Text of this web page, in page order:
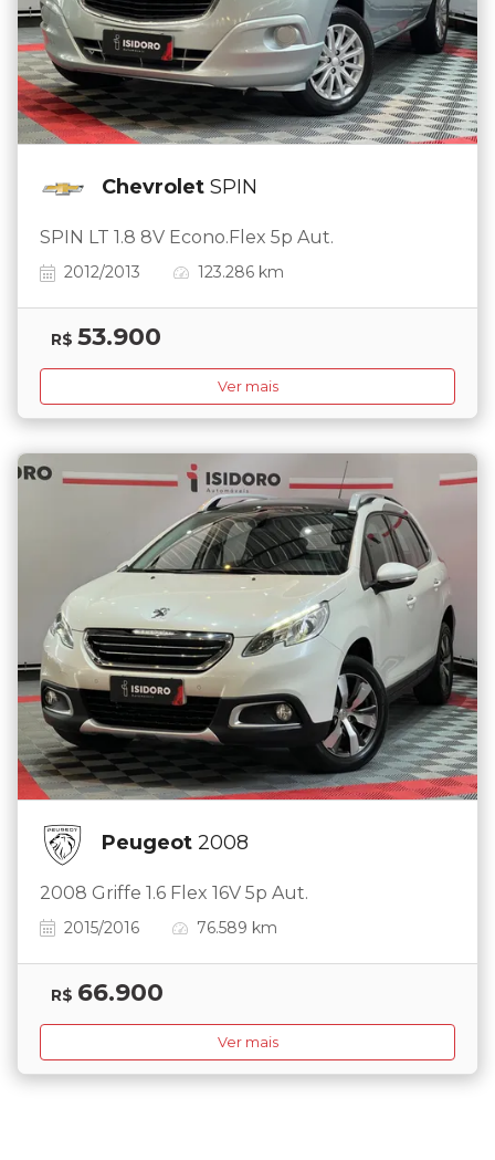
Chevrolet SPIN
SPIN LT 1.8 8V Econo.Flex 5p Aut.
2012/2013 123.286 km
R$ 53.900
Ver mais
Peugeot 2008
2008 Griffe 1.6 Flex 16V 5p Aut.
2015/2016 76.589 km
R$ 66.900
Ver mais